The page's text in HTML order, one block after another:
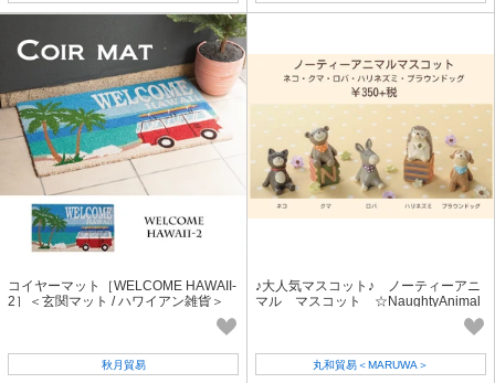
コイヤーマット［WELCOME HAWAII-
2］＜玄関マット / ハワイアン雑貨＞
秋月貿易
♪大人気マスコット♪ ノーティーアニ
マル マスコット ☆NaughtyAnimal
丸和貿易＜MARUWA＞